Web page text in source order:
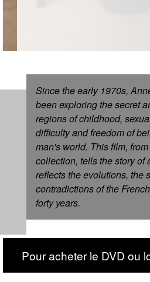
Since the early 1970s,
been exploring the secret
regions of childhood,
difficulty and freedom of
man's world. This film,
collection, tells the story of
reflects the evolutions, the
contradictions of the
forty years.
Pour acheter le DVD ou